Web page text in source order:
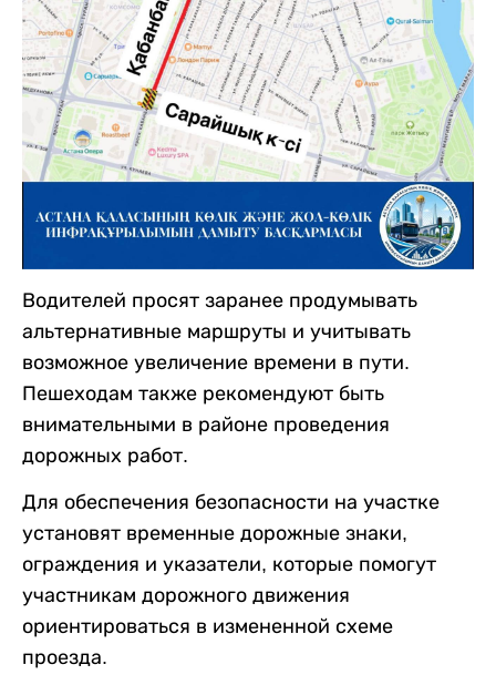
Водителей просят заранее продумывать
альтернативные маршруты и учитывать
возможное увеличение времени в пути.
Пешеходам также рекомендуют быть
внимательными в районе проведения
дорожных работ.
Для обеспечения безопасности на участке
установят временные дорожные знаки,
ограждения и указатели, которые помогут
участникам дорожного движения
ориентироваться в измененной схеме
проезда.